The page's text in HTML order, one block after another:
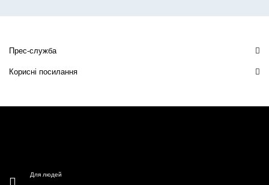
Прес-служба
Корисні посилання
Для людей